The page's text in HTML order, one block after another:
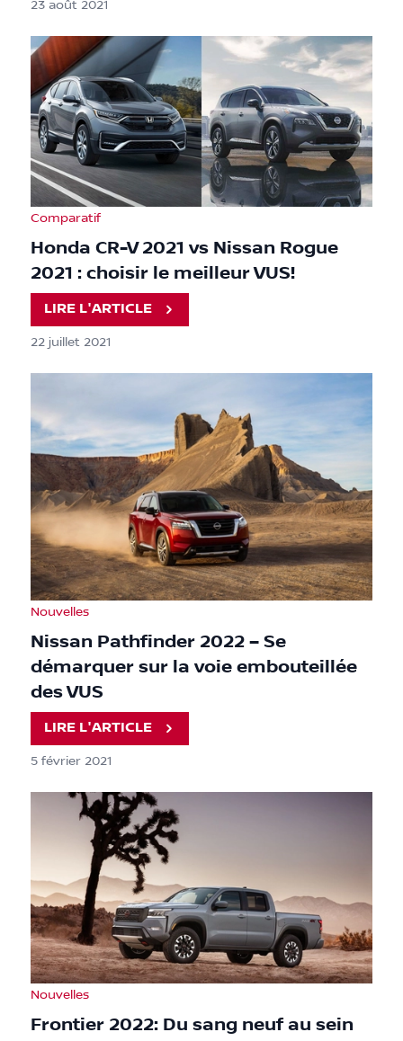
23 août 2021
Comparatif
Honda CR-V 2021 vs Nissan Rogue
2021 : choisir le meilleur VUS!
LIRE L'ARTICLE
22 juillet 2021
Nouvelles
Nissan Pathfinder 2022 – Se
démarquer sur la voie embouteillée
des VUS
LIRE L'ARTICLE
5 février 2021
Nouvelles
Frontier 2022: Du sang neuf au sein